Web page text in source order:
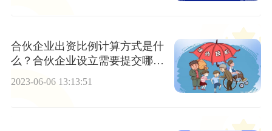
合伙企业出资比例计算方式是什
么？合伙企业设立需要提交哪些
2023-06-06 13:13:51